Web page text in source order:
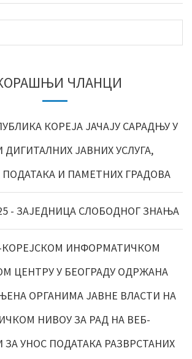
ЧЛАНЦИ
КОРЕЈА ЈАЧАЈУ САРАДЊУ У
ДИГИТАЛНИХ ЈАВНИХ УСЛУГА,
И ПАМЕТНИХ ГРАДОВА
- ЗАЈЕДНИЦА СЛОБОДНОГ ЗНАЊА
КОРЕЈСКОМ ИНФОРМАТИЧКОМ
ЦЕНТРУ У БЕОГРАДУ ОДРЖАНА
ОРГАНИМА ЈАВНЕ ВЛАСТИ НА
НИВОУ ЗА РАД НА ВЕБ-
УНОС ПОДАТАКА РАЗВРСТАНИХ